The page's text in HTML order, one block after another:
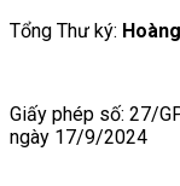
Tổng Thư ký:
Giấy phép số: 27/
ngày 17/9/2024